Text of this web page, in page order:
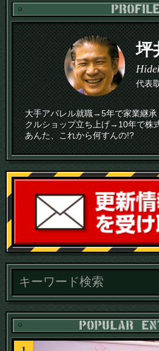
坪
代表
大手アパレル就職→5年で家業継
クルショップ立ち上げ→10年で
あんた、これから何すんの!?